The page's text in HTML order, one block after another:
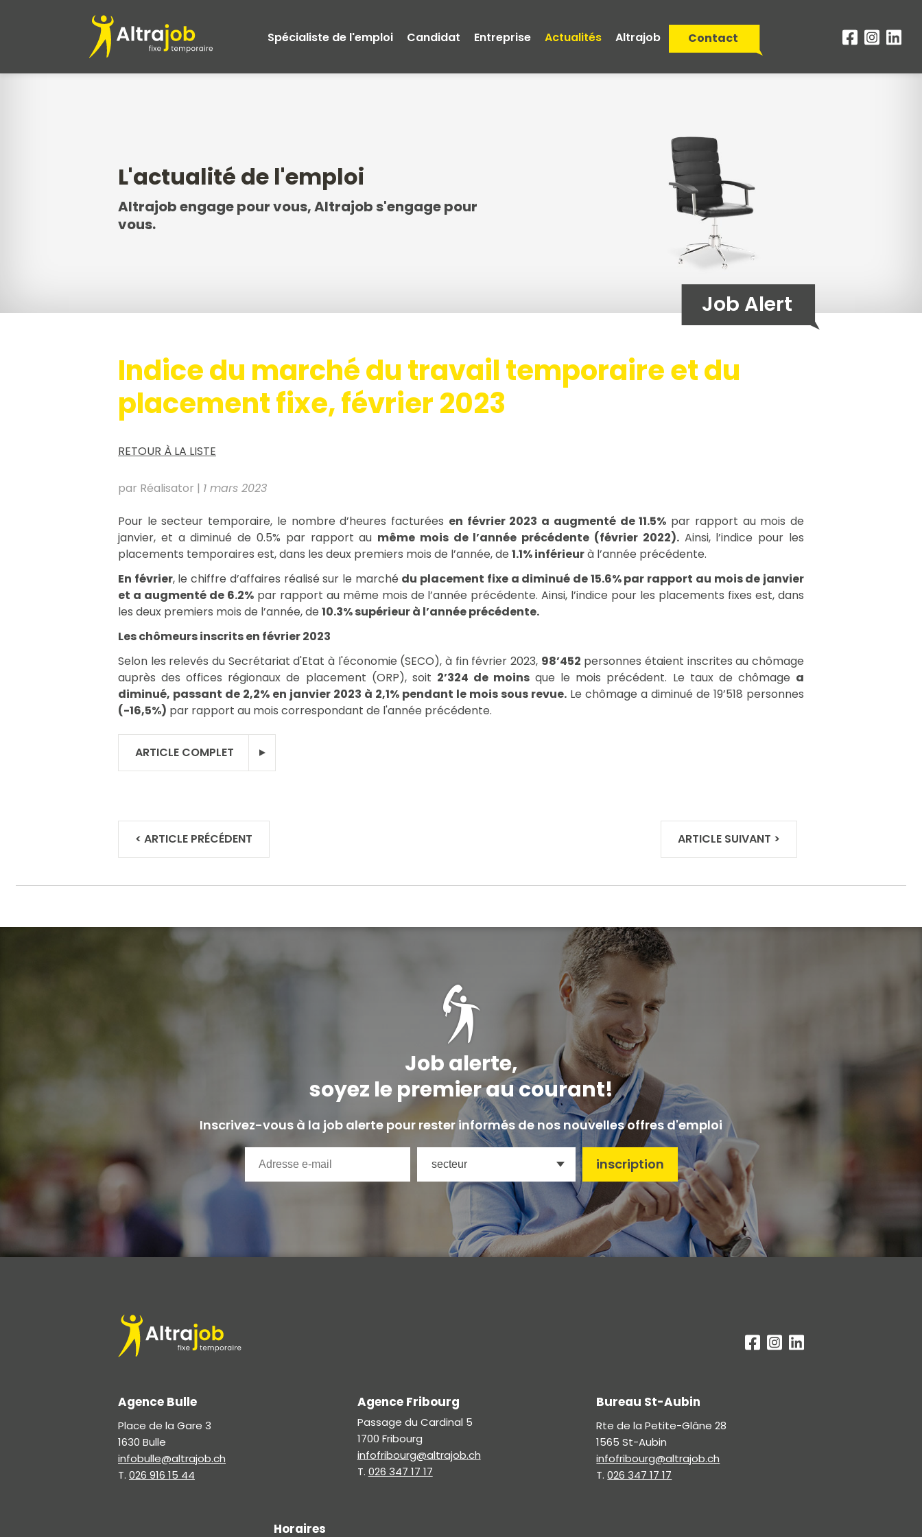
Spécialiste de l'emploi Candidat Entreprise Actualités Altrajob Contact
L'actualité de l'emploi
Altrajob engage pour vous, Altrajob s'engage pour
vous.
Job Alert
Indice du marché du travail temporaire et du
placement fixe, février 2023
RETOUR À LA LISTE
par Réalisator | 1 mars 2023
Pour le secteur temporaire, le nombre d’heures facturées en février 2023 a augmenté de 11.5% par rapport au mois de
janvier, et a diminué de 0.5% par rapport au même mois de l’année précédente (février 2022).Ainsi, l’indice pour les
placements temporaires est, dans les deux premiers mois de l’année, de 1.1% inférieurà l’année précédente.
En février, le chiffre d’affaires réalisé sur le marché du placement fixe a diminué de 15.6% par rapport au mois de janvier
et a augmenté de 6.2%par rapport au même mois de l’année précédente. Ainsi, l’indice pour les placements fixes est, dans
les deux premiers mois de l’année, de 10.3% supérieur à l’année précédente.
Les chômeurs inscrits en février 2023
Selon les relevés du Secrétariat d'Etat à l'économie (SECO), à fin février 2023, 98’452 personnes étaient inscrites au chômage
auprès des offices régionaux de placement (ORP), soit 2’324 de moins que le mois précédent. Le taux de chômage a
diminué, passant de 2,2% en janvier 2023 à 2,1% pendant le mois sous revue. Le chômage a diminué de 19’518 personnes
(-16,5%) par rapport au mois correspondant de l'année précédente.
ARTICLE COMPLET
< ARTICLE PRÉCÉDENT ARTICLE SUIVANT >
Job alerte,
soyez le premier au courant!
Inscrivez-vous à la job alerte pour rester informés de nos nouvelles offres d'emploi
Agence Bulle
Place de la Gare 3
1630 Bulle
infobulle@altrajob.ch
T. 026 916 15 44
Agence Fribourg
Passage du Cardinal 5
1700 Fribourg
infofribourg@altrajob.ch
T. 026 347 17 17
Bureau St-Aubin
Rte de la Petite-Glâne 28
1565 St-Aubin
infofribourg@altrajob.ch
T.026 347 17 17
Horaires